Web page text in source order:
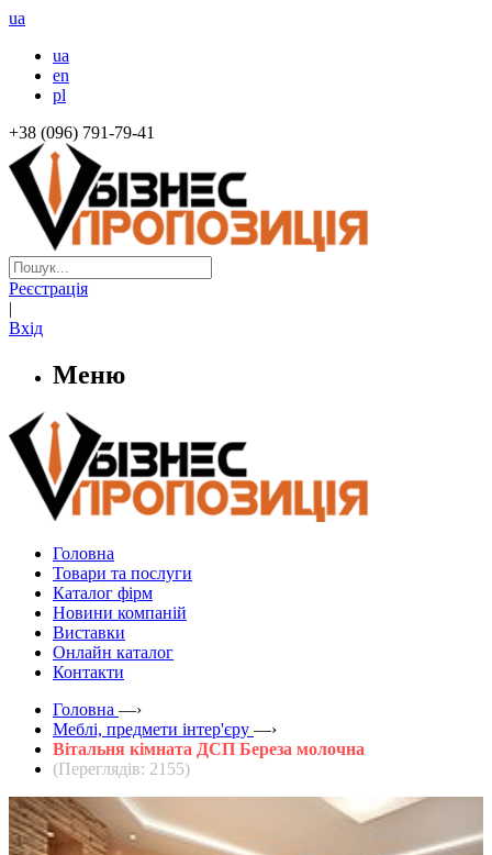
ua
ua
en
pl
+38 (096) 791-79-41
Реєстрація
|
Вхід
Меню
Головна
Товари та послуги
Каталог фірм
Новини компаній
Виставки
Онлайн каталог
Контакти
Головна —›
Меблі, предмети інтер'єру —›
Вітальня кімната ДСП Береза молочна
(Переглядів: 2155)